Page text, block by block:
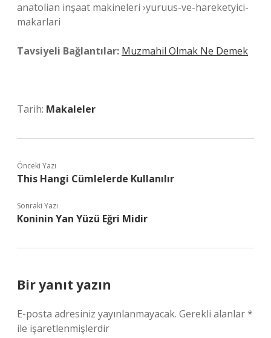
anatolian inşaat makineleri ›yuruus-ve-hareketyici-
makarlari
Tavsiyeli Bağlantılar: Muzmahil Olmak Ne Demek
Tarih: Makaleler
Önceki Yazı
This Hangi Cümlelerde Kullanılır
Sonraki Yazı
Koninin Yan Yüzü Eğri Midir
Bir yanıt yazın
E-posta adresiniz yayınlanmayacak. Gerekli alanlar*
ile işaretlenmişlerdir